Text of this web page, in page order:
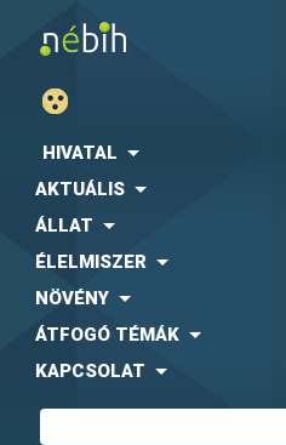
HIVATAL
AKTUÁLIS
ÁLLAT
ÉLELMISZER
NÖVÉNY
ÁTFOGÓ TÉMÁK
KAPCSOLAT